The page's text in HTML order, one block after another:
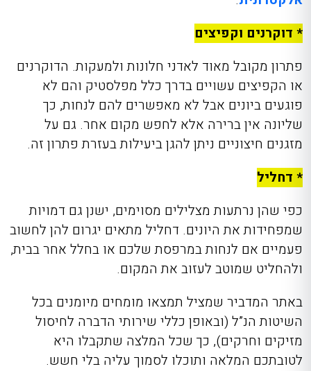
* דוקרנים וקפיצים
פתרון מקובל מאוד לאדני חלונות ולמעקות. הדוקרנים
או הקפיצים עשויים בדרך כלל מפלסטיק והם לא
פוגעים ביונים אבל לא מאפשרים להם לנחות, כך
שליונה אין ברירה אלא לחפש מקום אחר. גם על
מזגנים חיצוניים ניתן להגן ביעילות בעזרת פתרון זה.
* דחליל
כפי שהן נרתעות מצלילים מסוימים, ישנן גם דמויות
שמפחידות את היונים. דחליל מתאים יגרום להן לחשוב
פעמיים אם לנחות במרפסת שלכם או בחלל אחר בבית,
ולהחליט שמוטב לעזוב את המקום.
באתר המדביר שמציל תמצאו מומחים מיומנים בכל
השיטות הנ”ל (ובאופן כללי שירותי הדברה לחיסול
מזיקים וחרקים), כך שכל המלצה שתקבלו היא
לטובתכם המלאה ותוכלו לסמוך עליה בלי חשש.